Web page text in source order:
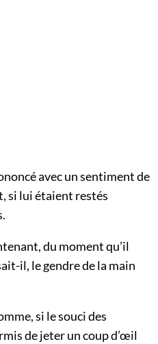
avec un sentiment de
si lui étaient restés
du moment qu’il
il, le gendre de la main
si le souci des
de jeter un coup d’œil